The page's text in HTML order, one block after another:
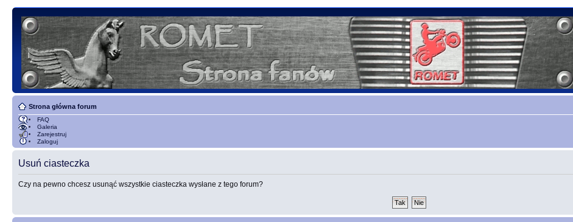
Strona główna forum
FAQ
Galeria
Zarejestruj
Zaloguj
Usuń ciasteczka
Czy na pewno chcesz usunąć wszystkie ciasteczka wysłane z tego forum?